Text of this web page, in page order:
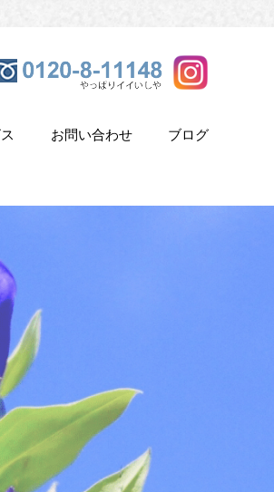
お問い合わせ ブログ